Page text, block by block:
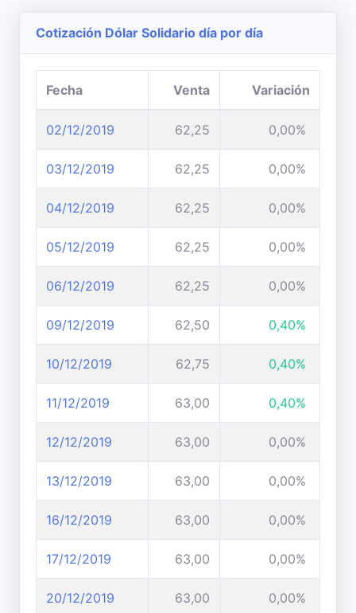
Cotización Dólar Solidario día por día
Fecha Venta Variación
02/12/2019 62,25 0,00%
03/12/2019 62,25 0,00%
04/12/2019 62,25 0,00%
05/12/2019 62,25 0,00%
06/12/2019 62,25 0,00%
09/12/2019 62,50 0,40%
10/12/2019 62,75 0,40%
11/12/2019 63,00 0,40%
12/12/2019 63,00 0,00%
13/12/2019 63,00 0,00%
16/12/2019 63,00 0,00%
17/12/2019 63,00 0,00%
20/12/2019 63,00 0,00%